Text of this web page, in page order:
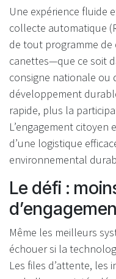
Une expérience fluide
collecte automatique
de tout programme
canettes—que ce soit
consigne nationale ou
développement
rapide, plus la
L’engagement
d’une logistique
environnemental
Le défi :
Même les meilleurs
échouer si la
Les files d’attente,